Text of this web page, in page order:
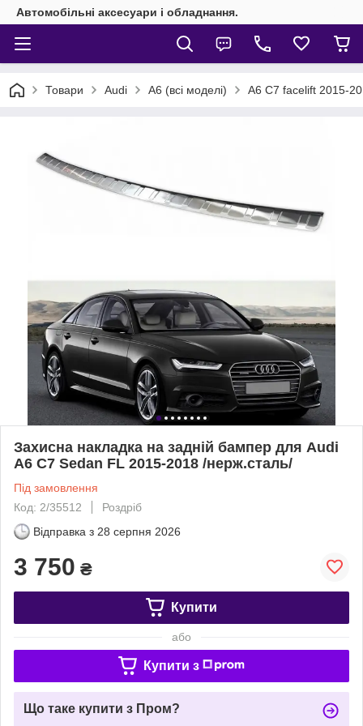
Автомобільні аксесуари і обладнання.
Товари Audi А6 (всі моделі) A6 C7 facelift 2015-
Захисна накладка на задній бампер для Audi
A6 С7 Sedan FL 2015-2018 /нерж.сталь/
Під замовлення
Код: 2/35512
Роздріб
Відправка з 28 серпня 2026
3 750 ₴
Купити
або
Купити з
Що таке купити з Пром?